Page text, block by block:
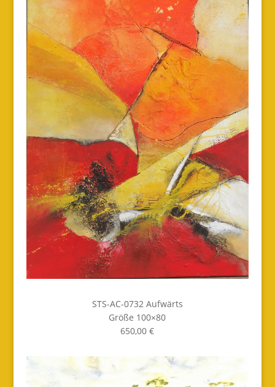
STS-AC-0732 Aufwärts
Größe 100×80
650,00 €